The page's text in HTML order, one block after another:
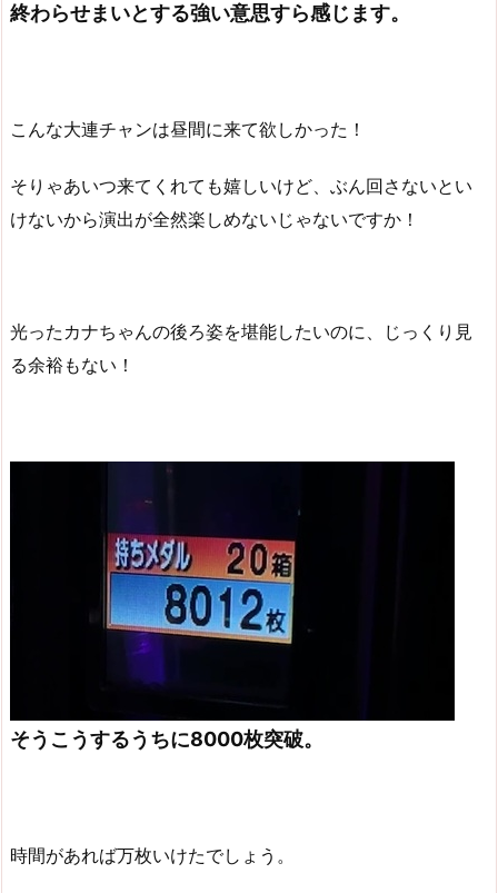
終わらせまいとする強い意思すら感じます。
こんな大連チャンは昼間に来て欲しかった！
そりゃあいつ来てくれても嬉しいけど、ぶん回さないとい
けないから演出が全然楽しめないじゃないですか！
光ったカナちゃんの後ろ姿を堪能したいのに、じっくり見
る余裕もない！
そうこうするうちに8000枚突破。
時間があれば万枚いけたでしょう。